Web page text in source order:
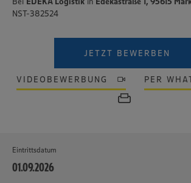
NST-382524
JETZT BEWERBEN
VIDEOBEWERBUNG PER
Eintrittsdatum
01.09.2026